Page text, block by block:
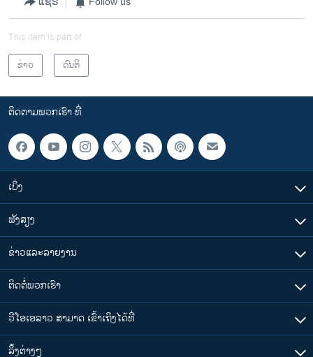
This item is part of
ຂ່າວ
ດົນຕີ
ຕິດຕາມພວກເຮົາ ທີ່
ເບິ່ງ
ຟັງສຽງ
ຂ່າວແລະລາຍງານ
ຕິດຕໍ່ພວກເຮົາ
ວີໂອເອລາວ ສາມາດ ເຂົ້າເຖິງໄດ້ທີ່
​ລິ້ງ​ຕ່າງໆ